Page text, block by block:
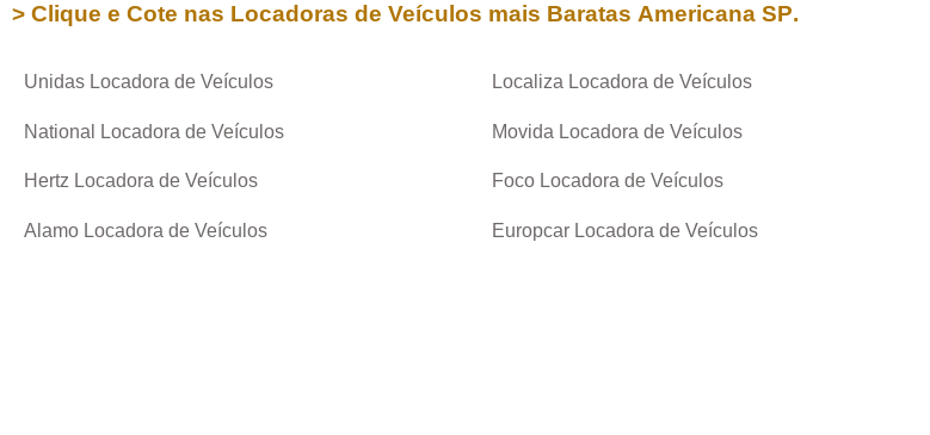
> Clique e Cote nas Locadoras de Veículos mais Baratas Americana SP.
Unidas Locadora de Veículos
National Locadora de Veículos
Hertz Locadora de Veículos
Alamo Locadora de Veículos
Localiza Locadora de Veículos
Movida Locadora de Veículos
Foco Locadora de Veículos
Europcar Locadora de Veículos